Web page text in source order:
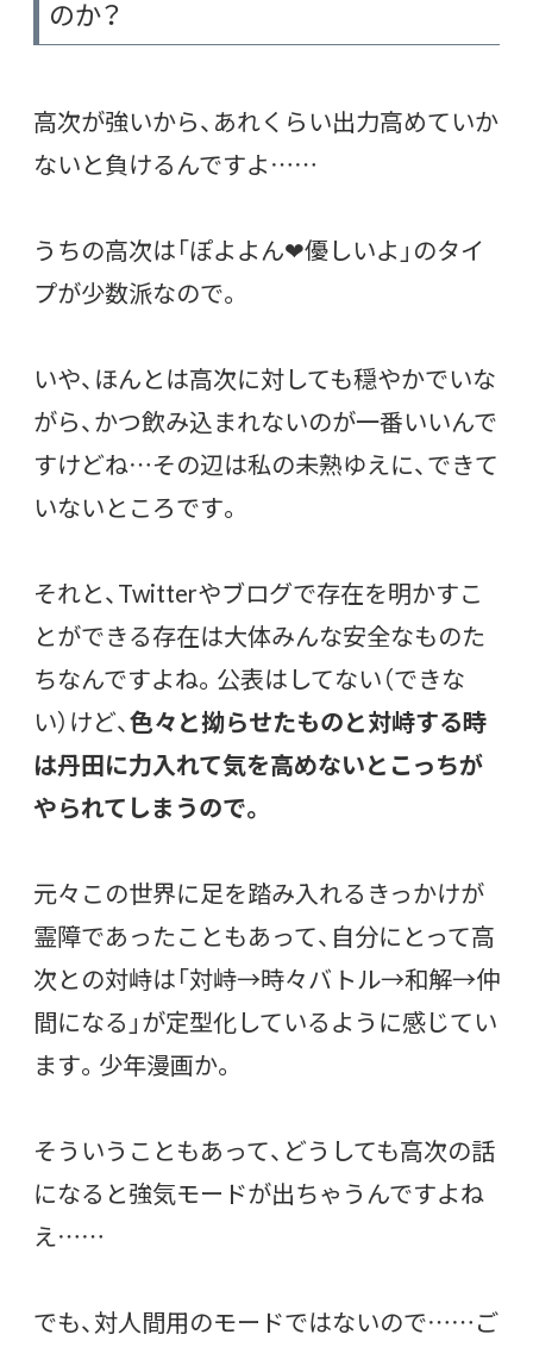
のか？
高次が強いから、あれくらい出力高めていか
ないと負けるんですよ……
うちの高次は「ぽよよん❤︎優しいよ」のタイ
プが少数派なので。
いや、ほんとは高次に対しても穏やかでいな
がら、かつ飲み込まれないのが一番いいんで
すけどね…その辺は私の未熟ゆえに、できて
いないところです。
それと、Twitterやブログで存在を明かすこ
とができる存在は大体みんな安全なものた
ちなんですよね。公表はしてない（できな
い）けど、色々と拗らせたものと対峙する時
は丹田に力入れて気を高めないとこっちが
やられてしまうので。
元々この世界に足を踏み入れるきっかけが
霊障であったこともあって、自分にとって高
次との対峙は「対峙→時々バトル→和解→仲
間になる」が定型化しているように感じてい
ます。少年漫画か。
そういうこともあって、どうしても高次の話
になると強気モードが出ちゃうんですよね
え……
でも、対人間用のモードではないので……ご